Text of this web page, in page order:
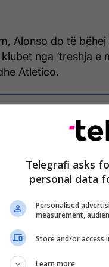
Alonso do të
nga ‘treshja e
Atletico.
Atletico
këtë e arritën
Madrid dhe luajti
Bolton,
Telegrafi asks
personal data
Personalised
measurement,
Store and/or access
Learn more